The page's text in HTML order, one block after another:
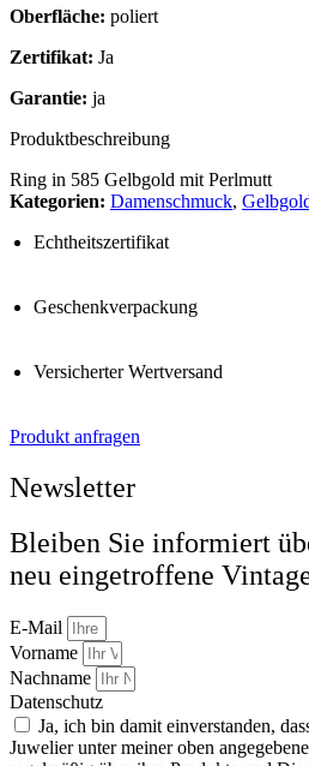
Oberfläche: poliert
Zertifikat: Ja
Garantie: ja
Produktbeschreibung
Ring in 585 Gelbgold mit Perlmutt
Kategorien: Damenschmuck,
Echtheitszertifikat
Geschenkverpackung
Versicherter Wertversand
Produkt anfragen
Newsletter
Bleiben Sie informiert
neu eingetroffene
E-Mail
Vorname
Nachname
Datenschutz
Ja, ich bin damit einverstanden,
Juwelier unter meiner oben